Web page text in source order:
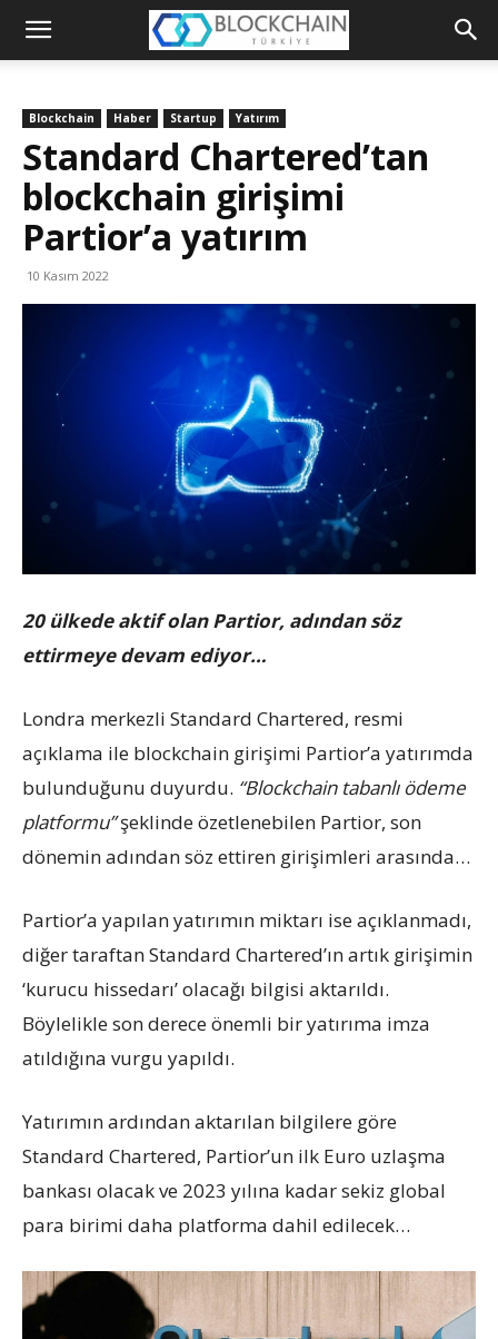
Blockchain
Blockchain Haber Startup Yatırım
Standard Chartered’tan
blockchain girişimi
Partior’a yatırım
10 Kasım 2022
20 ülkede aktif olan Partior, adından söz
ettirmeye devam ediyor…
Londra merkezli Standard Chartered, resmi
açıklama ile blockchain girişimi Partior’a yatırımda
bulunduğunu duyurdu. “Blockchain tabanlı ödeme
platformu”şeklinde özetlenebilen Partior, son
dönemin adından söz ettiren girişimleri arasında…
Partior’a yapılan yatırımın miktarı ise açıklanmadı,
diğer taraftan Standard Chartered’ın artık girişimin
‘kurucu hissedarı’ olacağı bilgisi aktarıldı.
Böylelikle son derece önemli bir yatırıma imza
atıldığına vurgu yapıldı.
Yatırımın ardından aktarılan bilgilere göre
Standard Chartered, Partior’un ilk Euro uzlaşma
bankası olacak ve 2023 yılına kadar sekiz global
para birimi daha platforma dahil edilecek…